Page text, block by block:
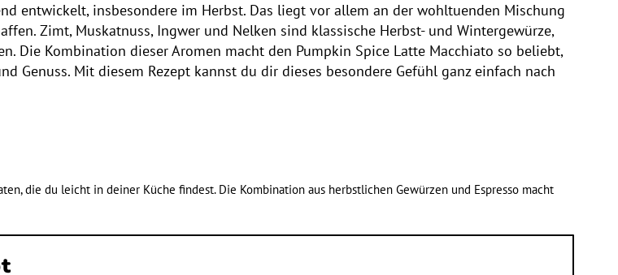
entwickelt, insbesondere im Herbst. Das liegt vor allem an der wohltuenden Mischung
Zimt, Muskatnuss, Ingwer und Nelken sind klassische Herbst- und Wintergewürze,
Die Kombination dieser Aromen macht den Pumpkin Spice Latte Macchiato so beliebt,
Genuss. Mit diesem Rezept kannst du dir dieses besondere Gefühl ganz einfach nach
die du leicht in deiner Küche findest. Die Kombination aus herbstlichen Gewürzen und Espresso macht